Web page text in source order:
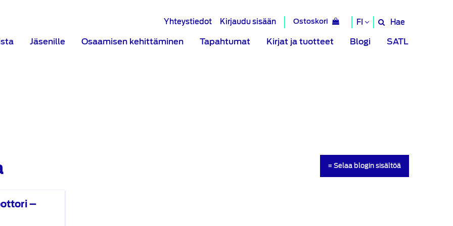
Yhteystiedot Kirjaudu sisään Ostoskori FI
Hae
Hae
Jäsenille Osaamisen kehittäminen Tapahtumat Kirjat ja tuotteet Blogi SATL
≡ Selaa blogin sisältöä
–